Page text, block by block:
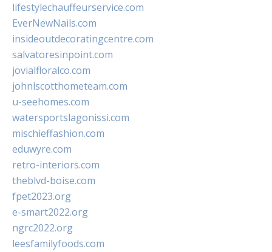
lifestylechauffeurservice.com
EverNewNails.com
insideoutdecoratingcentre.com
salvatoresinpoint.com
jovialfloralco.com
johnlscotthometeam.com
u-seehomes.com
watersportslagonissi.com
mischieffashion.com
eduwyre.com
retro-interiors.com
theblvd-boise.com
fpet2023.org
e-smart2022.org
ngrc2022.org
leesfamilyfoods.com